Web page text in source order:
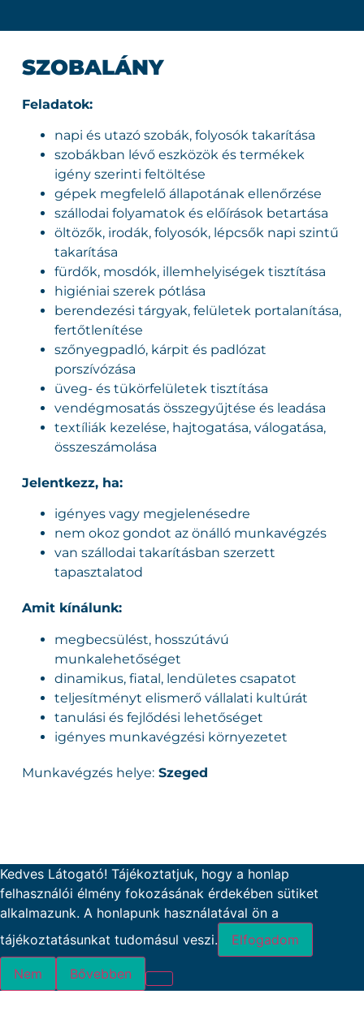
SZOBALÁNY
Feladatok:
napi és utazó szobák, folyosók takarítása
szobákban lévő eszközök és termékek
igény szerinti feltöltése
gépek megfelelő állapotának ellenőrzése
szállodai folyamatok és előírások betartása
öltözők, irodák, folyosók, lépcsők napi szintű
takarítása
fürdők, mosdók, illemhelyiségek tisztítása
higiéniai szerek pótlása
berendezési tárgyak, felületek portalanítása,
fertőtlenítése
szőnyegpadló, kárpit és padlózat
porszívózása
üveg- és tükörfelületek tisztítása
vendégmosatás összegyűjtése és leadása
textíliák kezelése, hajtogatása, válogatása,
összeszámolása
Jelentkezz, ha:
igényes vagy megjelenésedre
nem okoz gondot az önálló munkavégzés
van szállodai takarításban szerzett
tapasztalatod
Amit kínálunk:
megbecsülést, hosszútávú
munkalehetőséget
dinamikus, fiatal, lendületes csapatot
teljesítményt elismerő vállalati kultúrát
tanulási és fejlődési lehetőséget
igényes munkavégzési környezetet
Munkavégzés helye:Szeged
Kedves Látogató! Tájékoztatjuk, hogy a honlap
felhasználói élmény fokozásának érdekében sütiket
alkalmazunk. A honlapunk használatával ön a
tájékoztatásunkat tudomásul veszi.
Elfogadom
Nem Bővebben